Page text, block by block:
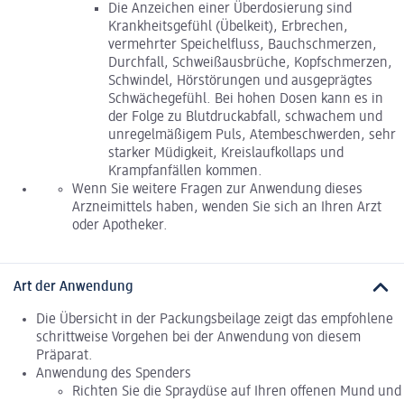
Die Anzeichen einer Überdosierung sind
Krankheitsgefühl (Übelkeit), Erbrechen,
vermehrter Speichelfluss, Bauchschmerzen,
Durchfall, Schweißausbrüche, Kopfschmerzen,
Schwindel, Hörstörungen und ausgeprägtes
Schwächegefühl. Bei hohen Dosen kann es in
der Folge zu Blutdruckabfall, schwachem und
unregelmäßigem Puls, Atembeschwerden, sehr
starker Müdigkeit, Kreislaufkollaps und
Krampfanfällen kommen.
Wenn Sie weitere Fragen zur Anwendung dieses
Arzneimittels haben, wenden Sie sich an Ihren Arzt
oder Apotheker.
Art der Anwendung
Die Übersicht in der Packungsbeilage zeigt das empfohlene
schrittweise Vorgehen bei der Anwendung von diesem
Präparat.
Anwendung des Spenders
Richten Sie die Spraydüse auf Ihren offenen Mund und